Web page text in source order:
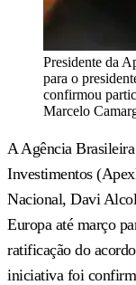
Presidente da
para o
confirmou
Marcelo
A Agência
Investimentos
Nacional, Davi
Europa até março
ratificação do
iniciativa foi